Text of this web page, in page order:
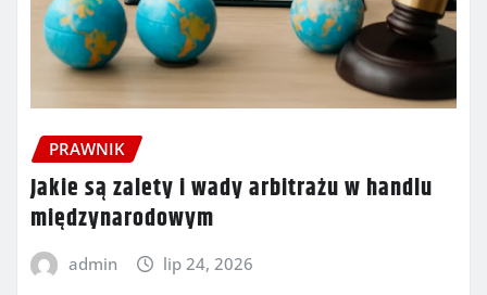
PRAWNIK
Jakie są zalety i wady arbitrażu w handlu
międzynarodowym
admin lip 24, 2026